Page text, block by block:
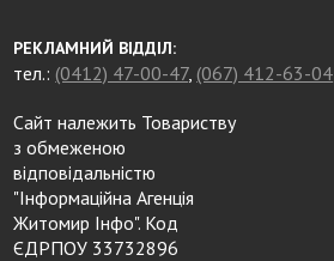
РЕКЛАМНИЙ ВІДДІЛ:
тел.: (0412) 47-00-47, (067) 412-63-04
Сайт належить Товариству
з обмеженою
відповідальністю
"Інформаційна Агенція
Житомир Інфо". Код
ЄДРПОУ 33732896